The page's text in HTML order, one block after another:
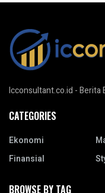
Icconsultant.co.id - Berita
CATEGORIES
Ekonomi
Finansial
BROWSE BY TAG